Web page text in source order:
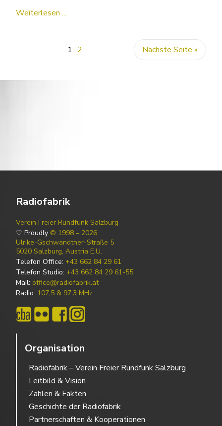
Weiterlesen ...
1 2 Nächste Seite »
Radiofabrik
Verein Freier Rundfunk Salzburg
♡ Proudly © 1998 – 2026
Ulrike-Gschwandtner-Straße 5
5020 Salzburg, Austria E.U.
Telefon Office: +43 662 84 29 61
Telefon Studio: +43 662 84 29 61-55
Mail: office@radiofabrik.at
Radio: 107,5 & 97,3 MHz
Organisation
Radiofabrik – Verein Freier Rundfunk Salzburg
Leitbild & Vision
Zahlen & Fakten
Geschichte der Radiofabrik
Partnerschaften & Kooperationen